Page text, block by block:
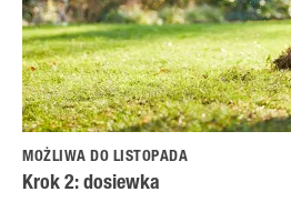
MOŻLIWA DO LISTOPADA
Krok 2: dosiewka